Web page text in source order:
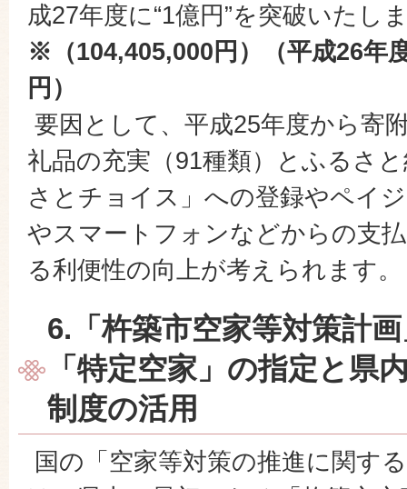
成27年度に“1億円”を突破いたし
※（104,405,000円）（平成26年
円）
要因として、平成25年度から寄
礼品の充実（91種類）とふるさ
さとチョイス」への登録やペイ
やスマートフォンなどからの支
る利便性の向上が考えられます。
6.「杵築市空家等対策計
「特定空家」の指定と県
制度の活用
国の「空家等対策の推進に関す